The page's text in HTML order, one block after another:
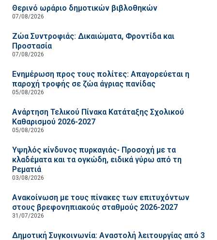
Θερινό ωράριο δημοτικών βιβλοθηκών
07/08/2026
Ζώα Συντροφιάς: Δικαιώματα, Φροντίδα και
Προστασία
07/08/2026
Ενημέρωση προς τους πολίτες: Απαγορεύεται η
παροχή τροφής σε ζώα άγριας πανίδας
05/08/2026
Ανάρτηση Τελικού Πίνακα Κατάταξης Σχολικού
Καθαρισμού 2026-2027
05/08/2026
Υψηλός κίνδυνος πυρκαγιάς- Προσοχή με τα
κλαδέματα και τα ογκώδη, ειδικά γύρω από τη
Ρεματιά
03/08/2026
Ανακοίνωση με τους πίνακες των επιτυχόντων
στους βρεφονηπιακούς σταθμούς 2026-2027
31/07/2026
Δημοτική Συγκοινωνία: Αναστολή λειτουργίας από 3